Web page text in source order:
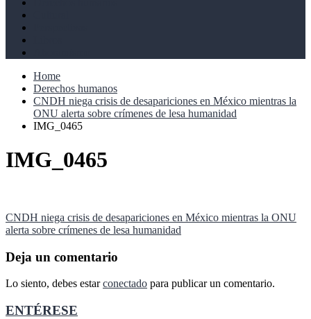
Home
Derechos humanos
CNDH niega crisis de desapariciones en México mientras la
ONU alerta sobre crímenes de lesa humanidad
IMG_0465
IMG_0465
Navegación
de
entradas
CNDH niega crisis de desapariciones en México mientras la ONU
alerta sobre crímenes de lesa humanidad
Deja un comentario
Lo siento, debes estarconectado para publicar un comentario.
ENTÉRESE